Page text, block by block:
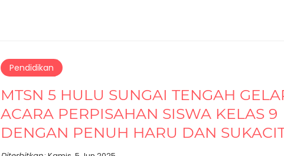
Pendidikan
MTSN 5 HULU SUNGAI TENGAH
ACARA PERPISAHAN SISWA KELAS 9
DENGAN PENUH HARU DAN